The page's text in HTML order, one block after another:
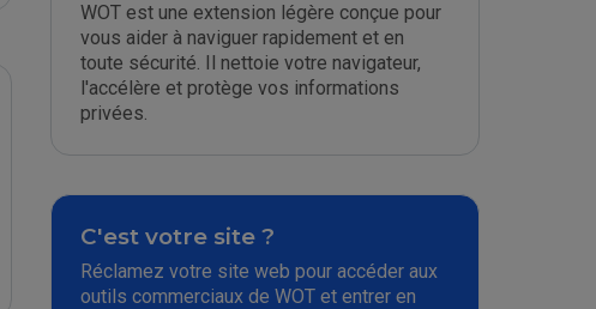
WOT est une extension légère conçue pour
vous aider à naviguer rapidement et en
toute sécurité. Il nettoie votre navigateur,
l'accélère et protège vos informations
privées.
C'est votre site ?
Réclamez votre site web pour accéder aux
outils commerciaux de WOT et entrer en